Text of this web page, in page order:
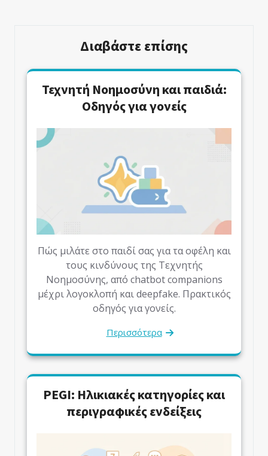
Διαβάστε επίσης
Τεχνητή Νοημοσύνη και παιδιά:
Οδηγός για γονείς
Πώς μιλάτε στο παιδί σας για τα οφέλη και
τους κινδύνους της Τεχνητής
Νοημοσύνης, από chatbot companions
μέχρι λογοκλοπή και deepfake. Πρακτικός
οδηγός για γονείς.
Περισσότερα
PEGI: Ηλικιακές κατηγορίες και
περιγραφικές ενδείξεις